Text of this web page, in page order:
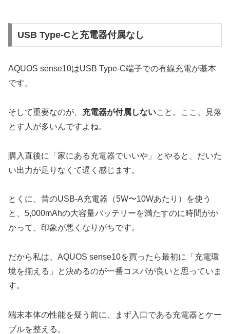
USB Type-Cと充電器付属なし
AQUOS sense10はUSB Type-C端子での有線充電が基本
です。
そして重要なのが、 充電器が付属しないこと。ここ、見落
とす人が多いんですよね。
購入直後に「家にある充電器でいいや」とやると、だいた
い出力が足りなくて遅く感じます。
とくに、昔のUSB-A充電器（5W〜10Wあたり）を使う
と、5,000mAhの大容量バッテリーを満たすのに時間がか
かって、印象が悪くなりがちです。
だから私は、AQUOS sense10を買ったら最初に「充電環
境を揃える」と決めるのが一番コスパが良いと思っていま
す。
端末本体の性能を疑う前に、まず入口である充電器とケー
ブルを整える。